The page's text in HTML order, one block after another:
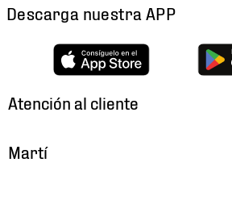
Descarga nuestra APP
Atención al cliente
Martí